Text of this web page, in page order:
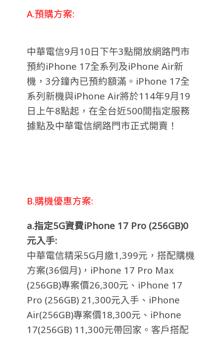
A.預購方案:
中華電信9月10日下午3點開放網路門市
預約iPhone 17全系列及iPhone Air新
機，3分鐘內已預約額滿。iPhone 17全
系列新機與iPhone Air將於114年9月19
日上午8點起，在全台近500間指定服務
據點及中華電信網路門市正式開賣！
B.購機優惠方案:
a.指定5G資費iPhone 17 Pro (256GB)0
元入手:
中華電信精采5G月繳1,399元，搭配購機
方案(36個月)，iPhone 17 Pro Max
(256GB)專案價26,300元、iPhone 17
Pro (256GB) 21,300元入手、iPhone
Air(256GB)專案價18,300元、iPhone
17(256GB) 11,300元帶回家。客戶搭配